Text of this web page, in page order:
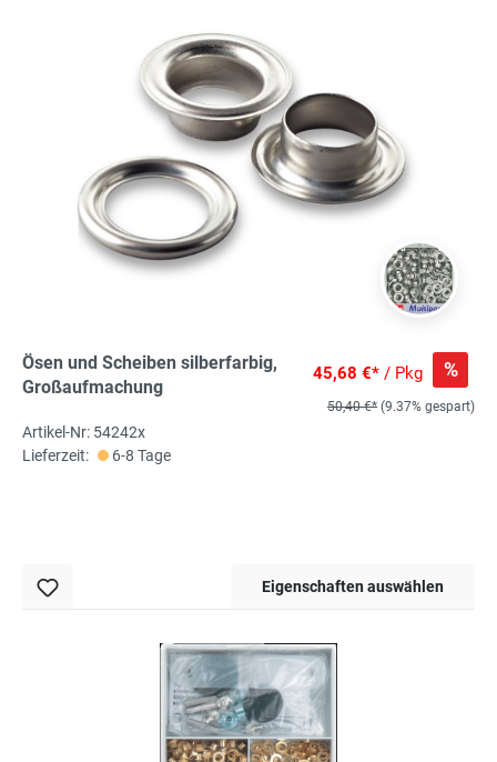
Ösen und Scheiben silberfarbig,
Großaufmachung
45,68 €* / Pkg %
50,40 €* (9.37% gespart)
Artikel-Nr: 54242x
Lieferzeit:
6-8 Tage
Eigenschaften auswählen